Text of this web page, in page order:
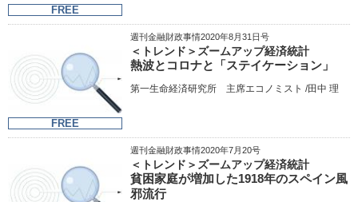
FREE
FREE
週刊金融財政事情2020年8月31日号
＜トレンド＞ズームアップ経済統計
熱波とコロナと「ステイケーション」
第一生命経済研究所 主席エコノミスト /田中 理
週刊金融財政事情2020年7月20号
＜トレンド＞ズームアップ経済統計
貧困家庭が増加した1918年のスペイン風
邪流行